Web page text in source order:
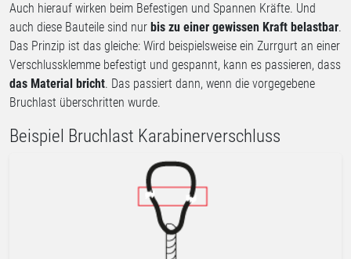
Auch hierauf wirken beim Befestigen und Spannen Kräfte. Und
auch diese Bauteile sind nur bis zu einer gewissen Kraft belastbar.
Das Prinzip ist das gleiche: Wird beispielsweise ein Zurrgurt an einer
Verschlussklemme befestigt und gespannt, kann es passieren, dass
das Material bricht. Das passiert dann, wenn die vorgegebene
Bruchlast überschritten wurde.
Beispiel Bruchlast Karabinerverschluss